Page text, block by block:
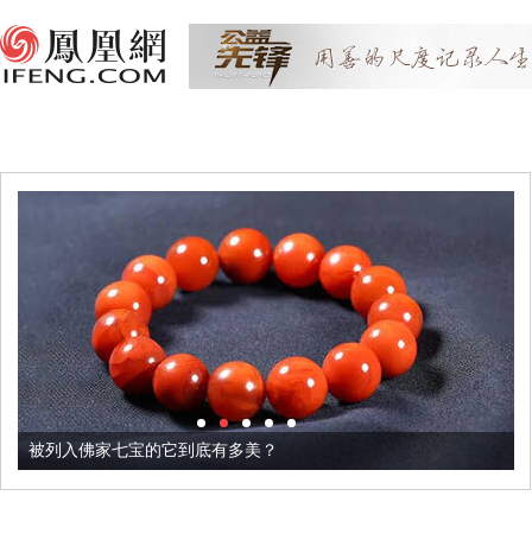
被列入佛家七宝的它到底有多美？